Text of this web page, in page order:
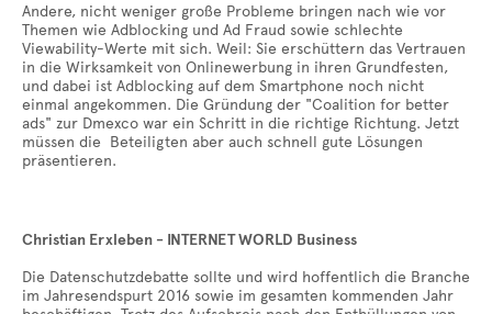
Andere, nicht weniger große Probleme bringen nach wie vor
Themen wie Adblocking und Ad Fraud sowie schlechte
Viewability-Werte mit sich. Weil: Sie erschüttern das Vertrauen
in die Wirksamkeit von Onlinewerbung in ihren Grundfesten,
und dabei ist Adblocking auf dem Smartphone noch nicht
einmal angekommen. Die Gründung der "Coalition for better
ads" zur Dmexco war ein Schritt in die richtige Richtung. Jetzt
müssen die Beteiligten aber auch schnell gute Lösungen
präsentieren.
Christian Erxleben - INTERNET WORLD Business
Die Datenschutzdebatte sollte und wird hoffentlich die Branche
im Jahresendspurt 2016 sowie im gesamten kommenden Jahr